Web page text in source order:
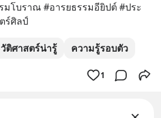
มโบราณ #อารยธรรมอียิปต์ #ประ
ร์ศิลป์
ติศาสตร์น่ารู้ ความรู้รอบตัว
1